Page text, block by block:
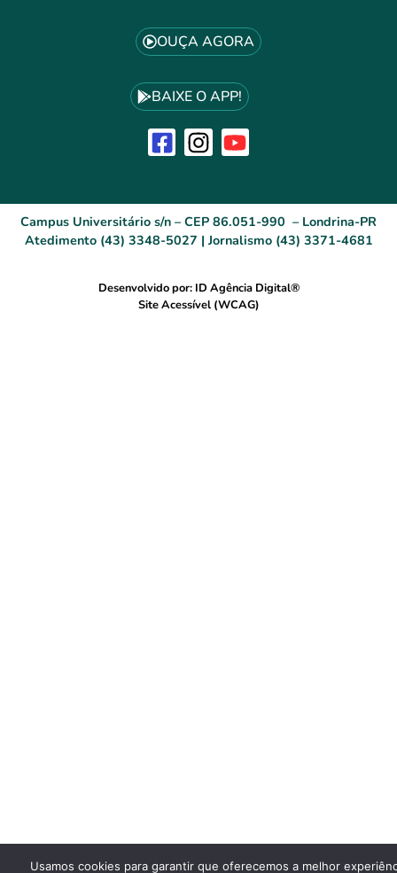
OUÇA AGORA
BAIXE O APP!
Campus Universitário s/n – CEP 86.051-990 – Londrina-PR
Atedimento (43) 3348-5027 | Jornalismo (43) 3371-4681
Desenvolvido por: ID Agência Digital®
Site Acessível (WCAG)
Usamos cookies para garantir que oferecemos a melhor